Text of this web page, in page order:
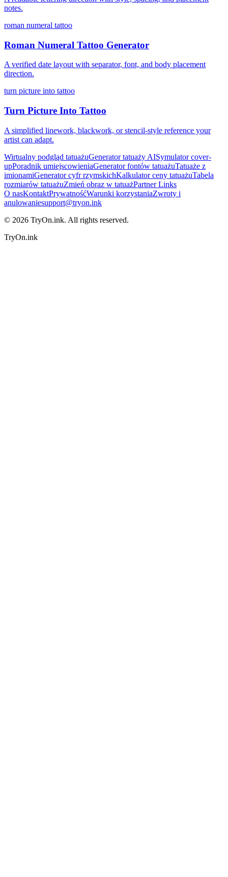
notes.
roman numeral tattoo
Roman Numeral Tattoo Generator
A verified date layout with separator, font, and body placement
direction.
turn picture into tattoo
Turn Picture Into Tattoo
A simplified linework, blackwork, or stencil-style reference your
artist can adapt.
Wirtualny podgląd tatuażuGenerator tatuaży AISymulator cover-
upPoradnik umiejscowieniaGenerator fontów tatuażuTatuaże z
imionamiGenerator cyfr rzymskichKalkulator ceny tatuażuTabela
rozmiarów tatuażuZmień obraz w tatuażPartner Links
O nasKontaktPrywatnośćWarunki korzystaniaZwroty i
anulowaniesupport@tryon.ink
© 2026 TryOn.ink. All rights reserved.
TryOn.ink